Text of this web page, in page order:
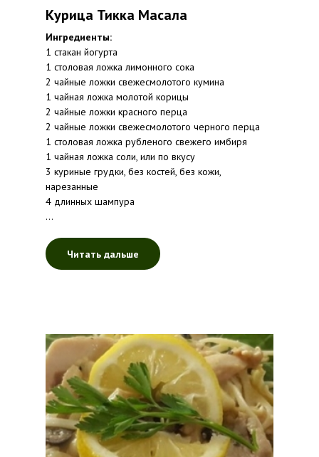
Курица Тикка Масала
Ингредиенты:
1 стакан йогурта
1 столовая ложка лимонного сока
2 чайные ложки свежесмолотого кумина
1 чайная ложка молотой корицы
2 чайные ложки красного перца
2 чайные ложки свежесмолотого черного перца
1 столовая ложка рубленого свежего имбиря
1 чайная ложка соли, или по вкусу
3 куриные грудки, без костей, без кожи,
нарезанные
4 длинных шампура
...
Читать дальше